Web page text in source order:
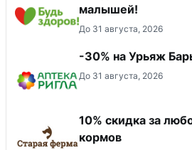
малышей!
До 31 августа, 2026
-30% на Урьяж
До 31 августа, 2026
10% скидка за
кормов